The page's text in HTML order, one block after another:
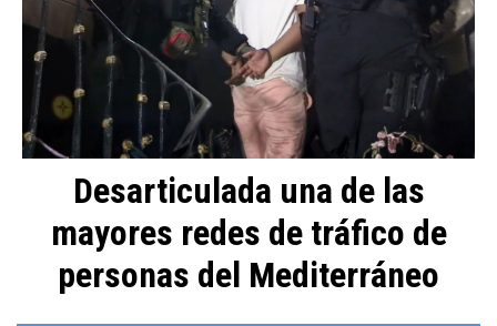
Desarticulada una de las
mayores redes de tráfico de
personas del Mediterráneo